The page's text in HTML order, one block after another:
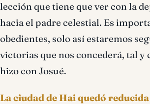
lección que tiene que ver con la
hacia el padre celestial. Es
obedientes, solo así estaremos
victorias que nos concederá, tal y
hizo con Josué.
La ciudad de Hai quedó